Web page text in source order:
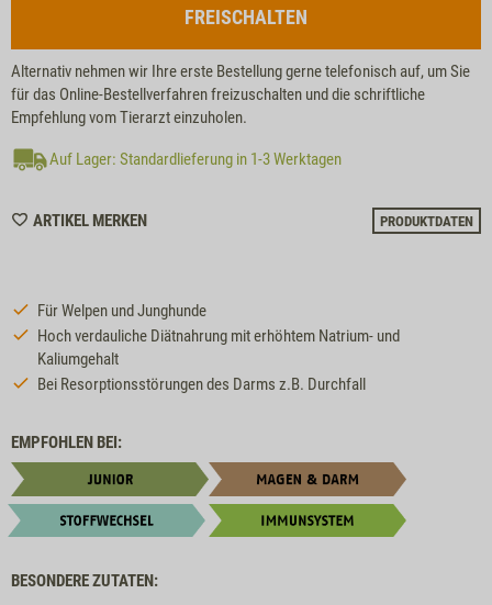
FREISCHALTEN
Alternativ nehmen wir Ihre erste Bestellung gerne telefonisch auf, um Sie
für das Online-Bestellverfahren freizuschalten und die schriftliche
Empfehlung vom Tierarzt einzuholen.
Auf Lager: Standardlieferung in 1-3 Werktagen
ARTIKEL MERKENWISHLIST
PRODUKTDATEN
Für Welpen und Junghunde
Hoch verdauliche Diätnahrung mit erhöhtem Natrium- und
Kaliumgehalt
Bei Resorptionsstörungen des Darms z.B. Durchfall
EMPFOHLEN BEI:
BESONDERE ZUTATEN: